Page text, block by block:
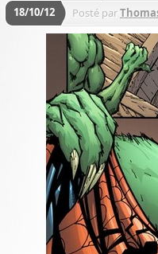
18/10/12 Posté par